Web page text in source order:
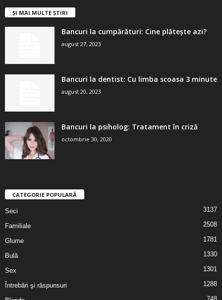
ȘI MAI MULTE ȘTIRI
Bancuri la cumpărături: Cine plătește azi?
august 27, 2023
Bancuri la dentist: Cu limba scoasa 3 minute
august 20, 2023
Bancuri la psiholog: Tratament în criză
octombrie 30, 2020
CATEGORIE POPULARĂ
Seci 3137
Familiale 2508
Glume 1781
Bulă 1330
Sex 1301
Întrebări şi răspunsuri 1288